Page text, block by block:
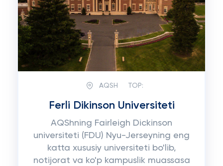
AQSH TOP:
Ferli Dikinson Universiteti
AQShning Fairleigh Dickinson
universiteti (FDU) Nyu-Jerseyning eng
katta xususiy universiteti bo'lib,
notijorat va ko'p kampuslik muassasa